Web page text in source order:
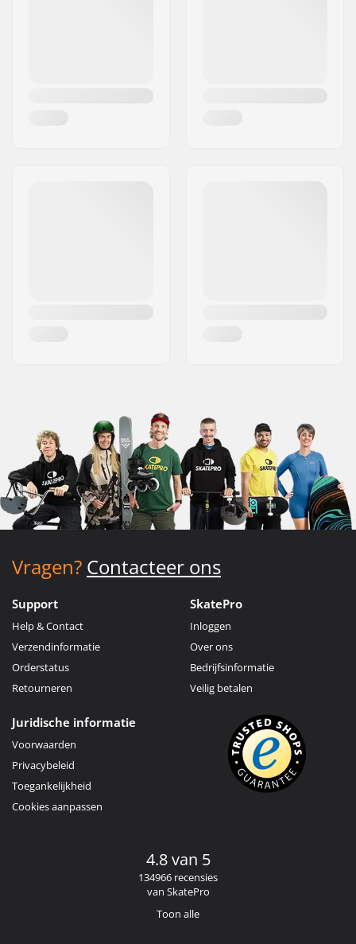
Vragen? Contacteer ons
Support
Help & Contact
Verzendinformatie
Orderstatus
Retourneren
SkatePro
Inloggen
Over ons
Bedrijfsinformatie
Veilig betalen
Juridische informatie
Voorwaarden
Privacybeleid
Toegankelijkheid
Cookies aanpassen
4.8 van 5
134966 recensies
van SkatePro
Toon alle